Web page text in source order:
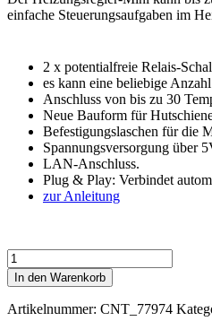
einfache Steuerungsaufgaben im
2 x potentialfreie Relais-
es kann eine beliebige
Anschluss von bis zu 30
Neue Bauform für
Befestigungslaschen für die
Spannungsversorgung über
LAN-Anschluss.
Plug & Play: Verbindet
zur Anleitung
Heizungssteuerung
"MINI"
Menge
In den Warenkorb
Artikelnummer: CNT_77974